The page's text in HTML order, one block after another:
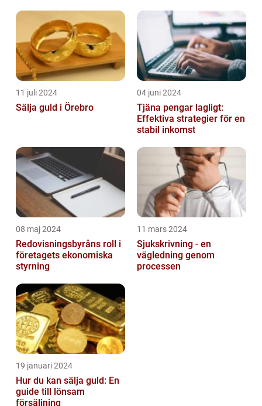
11 juli 2024
Sälja guld i Örebro
04 juni 2024
Tjäna pengar lagligt:
Effektiva strategier för en
stabil inkomst
08 maj 2024
Redovisningsbyråns roll i
företagets ekonomiska
styrning
11 mars 2024
Sjukskrivning - en
vägledning genom
processen
19 januari 2024
Hur du kan sälja guld: En
guide till lönsam
försäljning